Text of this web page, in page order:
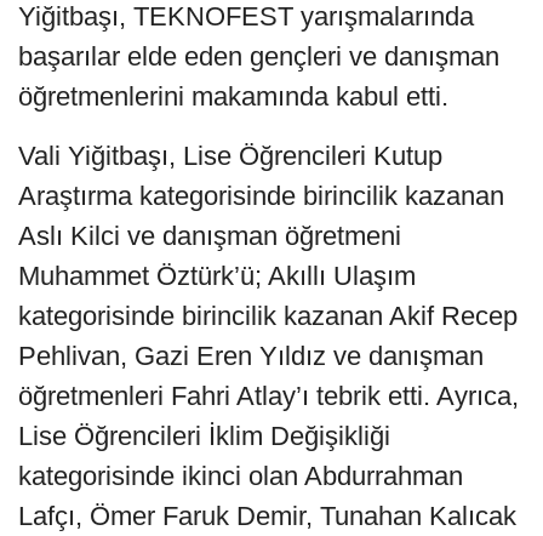
Yiğitbaşı, TEKNOFEST yarışmalarında
başarılar elde eden gençleri ve danışman
öğretmenlerini makamında kabul etti.
Vali Yiğitbaşı, Lise Öğrencileri Kutup
Araştırma kategorisinde birincilik kazanan
Aslı Kilci ve danışman öğretmeni
Muhammet Öztürk’ü; Akıllı Ulaşım
kategorisinde birincilik kazanan Akif Recep
Pehlivan, Gazi Eren Yıldız ve danışman
öğretmenleri Fahri Atlay’ı tebrik etti. Ayrıca,
Lise Öğrencileri İklim Değişikliği
kategorisinde ikinci olan Abdurrahman
Lafçı, Ömer Faruk Demir, Tunahan Kalıcak